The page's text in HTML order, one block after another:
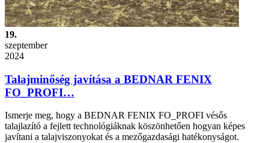
19.
szeptember
2024
Talajminőség javítása a BEDNAR FENIX
FO_PROFI…
Ismerje meg, hogy a BEDNAR FENIX FO_PROFI vésős
talajlazító a fejlett technológiáknak köszönhetően hogyan képes
javítani a talajviszonyokat és a mezőgazdasági hatékonyságot.